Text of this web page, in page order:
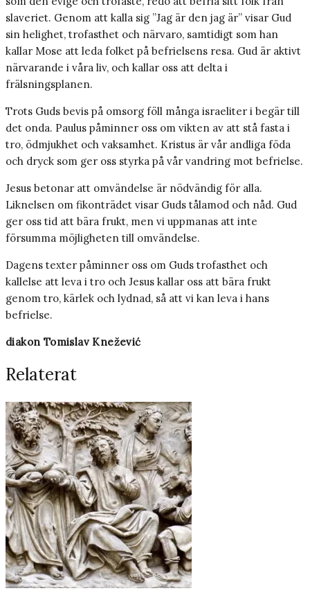
slaveriet. Genom att kalla sig ”Jag är den jag är” visar Gud
sin helighet, trofasthet och närvaro, samtidigt som han
kallar Mose att leda folket på befrielsens resa. Gud är aktivt
närvarande i våra liv, och kallar oss att delta i
frälsningsplanen.
Trots Guds bevis på omsorg föll många israeliter i begär till
det onda. Paulus påminner oss om vikten av att stå fasta i
tro, ödmjukhet och vaksamhet. Kristus är vår andliga föda
och dryck som ger oss styrka på vår vandring mot befrielse.
Jesus betonar att omvändelse är nödvändig för alla.
Liknelsen om fikonträdet visar Guds tålamod och nåd. Gud
ger oss tid att bära frukt, men vi uppmanas att inte
försumma möjligheten till omvändelse.
Dagens texter påminner oss om Guds trofasthet och
kallelse att leva i tro och Jesus kallar oss att bära frukt
genom tro, kärlek och lydnad, så att vi kan leva i hans
befrielse.
diakon Tomislav Knežević
Relaterat